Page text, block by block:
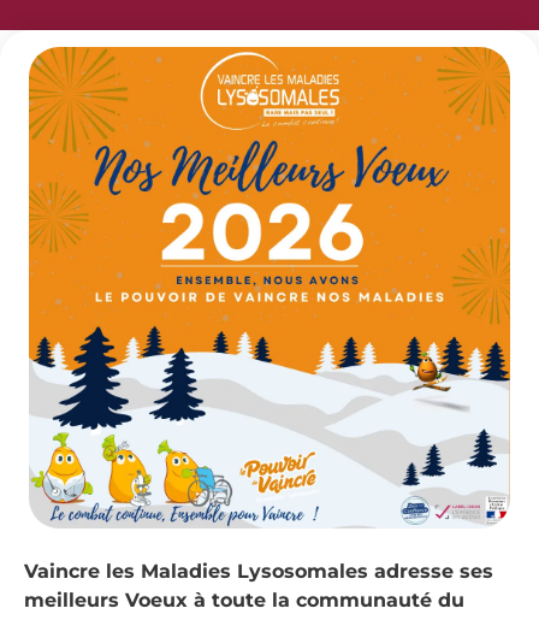
Vaincre les Maladies Lysosomales adresse ses
meilleurs Voeux à toute la communauté du